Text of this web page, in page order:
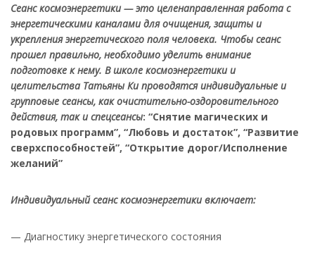
Сеанс космоэнергетики — это целенаправленная работа с
энергетическими каналами для очищения, защиты и
укрепления энергетического поля человека. Чтобы сеанс
прошел правильно, необходимо уделить внимание
подготовке к нему. В школе космоэнергетики и
целительства Татьяны Ки проводятся индивидуальные и
групповые сеансы, как очистительно-оздоровительного
действия, так и спецсеансы: “Снятие магических и
родовых программ”, “Любовь и достаток”, “Развитие
сверхспособностей”, “Открытие дорог/Исполнение
желаний”
Индивидуальный сеанс космоэнергетики включает:
— Диагностику энергетического состояния